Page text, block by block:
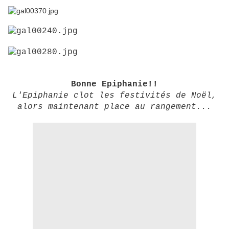
Bonne Epiphanie!!
L'Epiphanie clot les festivités de Noël,
alors maintenant place au rangement...